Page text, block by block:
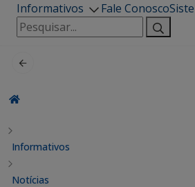
Informativos
Fale Conosco
Pesquisar
por:
Informativos
Notícias